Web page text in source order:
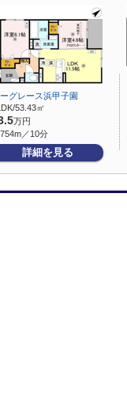
グレース浜甲子園
53.43㎡
万円
／10分
詳細を見る